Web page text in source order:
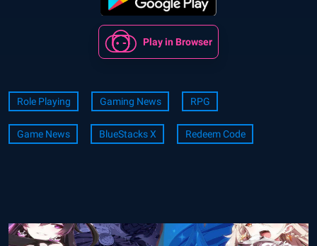
Play in Browser
Role Playing Gaming News RPG
Game News BlueStacks X Redeem Code